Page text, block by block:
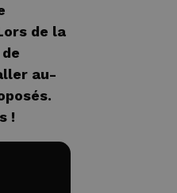
de la
au-
!